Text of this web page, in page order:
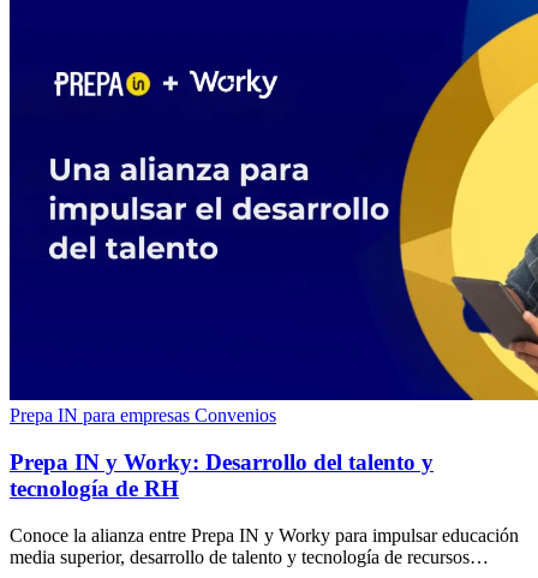
Prepa IN para empresas Convenios
Prepa IN y Worky: Desarrollo del talento y
tecnología de RH
Conoce la alianza entre Prepa IN y Worky para impulsar educación
media superior, desarrollo de talento y tecnología de recursos